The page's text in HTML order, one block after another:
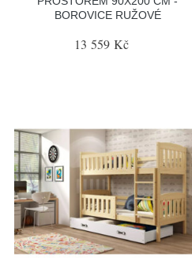
BOROVICE RUŽOVÉ
13 559 Kč